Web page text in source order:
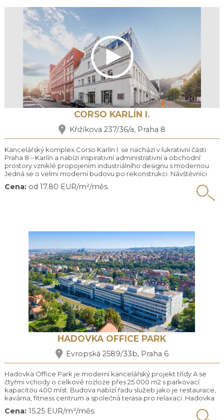
CORSO KARLÍN I.
Křižíkova 237/36/a, Praha 8
Kancelářský komplex Corso Karlín I. se nachází v lukrativní části
Praha 8 – Karlín a nabízí inspirativní administrativní a obchodní
prostory vzniklé propojením industriálního designu s modernou.
Jedná se o velmi moderní budovu po rekonstrukci. Návštěvníci
jsou vítání ve velké, reprezentativní hale s recepcí. K dispozici je
dostatek parkovacích míst. Zastávka Metra (B) Křižíkova pouze 1
Cena: od 17.80 EUR/m²/měs.
HADOVKA OFFICE PARK
Evropská 2589/33b, Praha 6
Hadovka Office Park je moderní kancelářský projekt třídy A se
čtyřmi vchody o celkové rozloze přes 25 000 m2 s parkovací
kapacitou 400 míst. Budova nabízí řadu služeb jako je restaurace,
kavárna, fitness centrum a společná terasa pro relaxaci. Hadovka
Office Park se nachází na známé ulici Evropská, která zaručuje
velice dobré spojení do centra Prahy městskou hromadnou
Cena: 15.25 EUR/m²/měs.